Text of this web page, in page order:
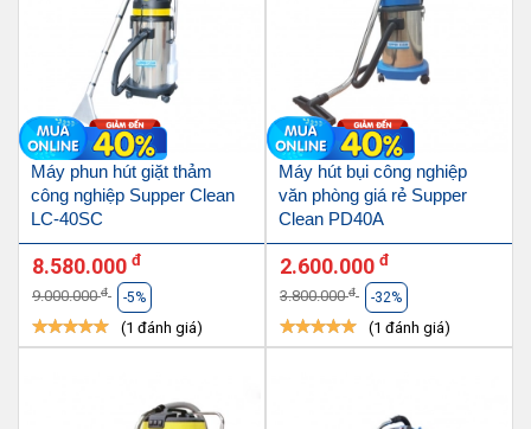
Máy phun hút giặt thảm
công nghiệp Supper Clean
LC-40SC
8.580.000 đ
9.000.000đ -5%
(1 đánh giá)
Máy hút bụi công nghiệp
văn phòng giá rẻ Supper
Clean PD40A
2.600.000 đ
3.800.000đ -32%
(1 đánh giá)